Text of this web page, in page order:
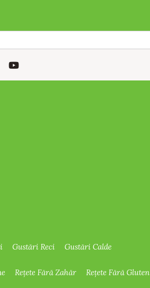
Gustări Reci Gustări Calde
Rețete Fără Zahăr Rețete Fără Gluten